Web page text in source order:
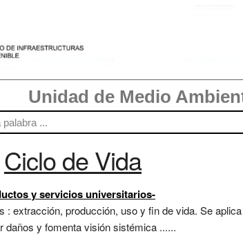
Unidad de Medio
Ciclo de Vida
y servicios universitarios-
: extracción, producción, uso y fin de vida. Se
y fomenta visión sistémica ......